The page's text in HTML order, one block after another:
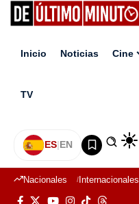
Inicio Noticias Cine
TV
ES|EN
Nacionales Internacionales